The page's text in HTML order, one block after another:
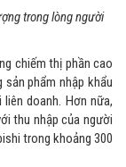
trong lòng người
chiếm thị phần cao
phẩm nhập khẩu
doanh. Hơn nữa,
thu nhập của người
trong khoảng 300